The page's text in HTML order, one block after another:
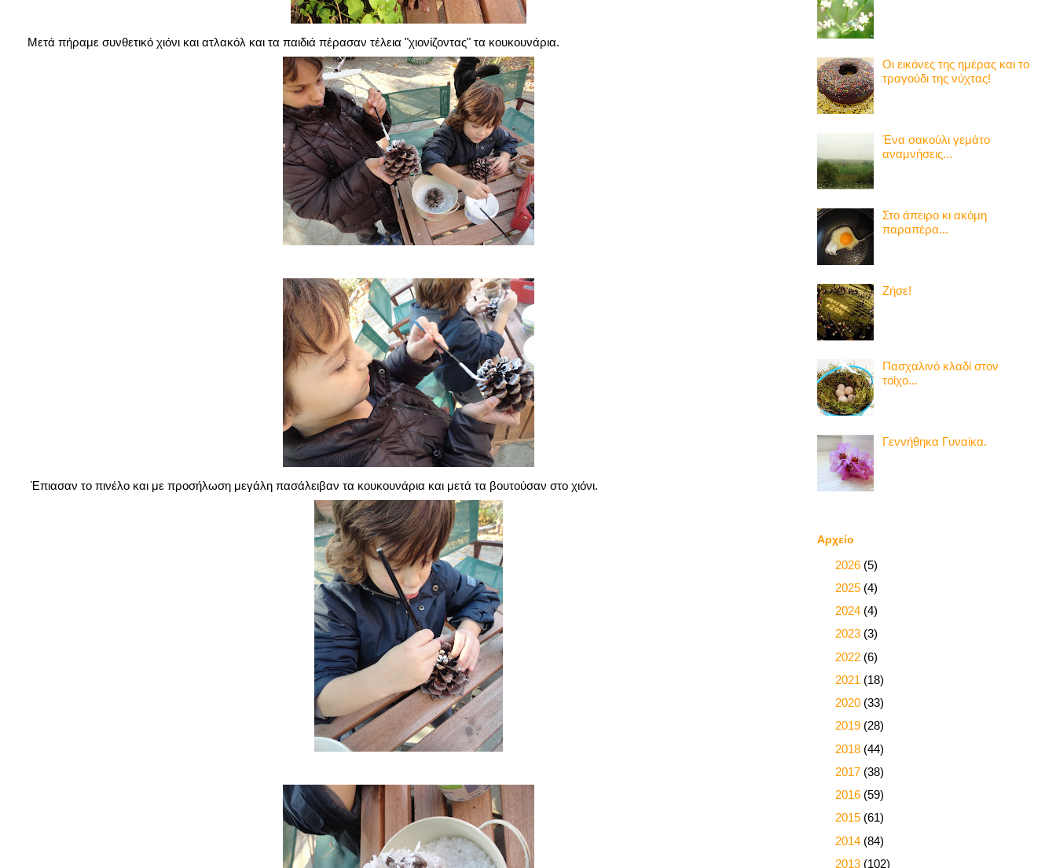
Μετά πήραμε συνθετικό χιόνι και ατλακόλ και τα παιδιά πέρασαν τέλεια "χιονίζοντας" τα κουκουνάρια.
Έπιασαν το πινέλο και με προσήλωση μεγάλη πασάλειβαν τα κουκουνάρια και μετά τα βουτούσαν στο χιόνι.
Οι εικόνες της ημέρας και το
τραγούδι της νύχτας!
Ένα σακούλι γεμάτο
αναμνήσεις...
Στο άπειρο κι ακόμη
παραπέρα...
Ζήσε!
Πασχαλινό κλαδί στον
τοίχο...
Γεννήθηκα Γυναίκα.
Αρχείο
2026 (5)
2025 (4)
2024 (4)
2023 (3)
2022 (6)
2021 (18)
2020 (33)
2019 (28)
2018 (44)
2017 (38)
2016 (59)
2015 (61)
2014 (84)
2013 (102)